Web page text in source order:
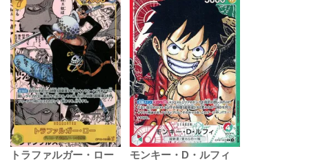
トラファルガー・ロー モンキー・D・ルフィ